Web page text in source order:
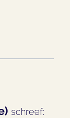
schreef: